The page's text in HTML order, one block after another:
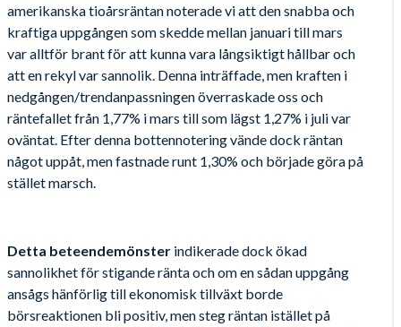
amerikanska tioårsräntan noterade vi att den snabba och
kraftiga uppgången som skedde mellan januari till mars
var alltför brant för att kunna vara långsiktigt hållbar och
att en rekyl var sannolik. Denna inträffade, men kraften i
nedgången/trendanpassningen överraskade oss och
räntefallet från 1,77% i mars till som lägst 1,27% i juli var
oväntat. Efter denna bottennotering vände dock räntan
något uppåt, men fastnade runt 1,30% och började göra på
stället marsch.
Detta beteendemönster indikerade dock ökad
sannolikhet för stigande ränta och om en sådan uppgång
ansågs hänförlig till ekonomisk tillväxt borde
börsreaktionen bli positiv, men steg räntan istället på